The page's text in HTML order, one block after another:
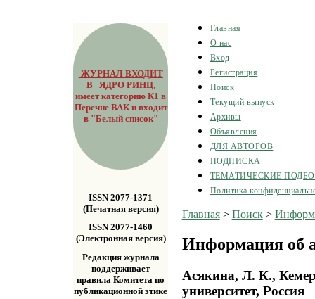
ЖУРНАЛ ВХОДИТ
В ЯДРО РИНЦ,
имеет категорию К1 в
Перечне ВАК и входит
в "Белый список"
ISSN 2077-1371
(Печатная версия)
ISSN 2077-1460
(Электронная версия)
Редакция журнала
поддерживает
правила Комитета по
публикационной этике
Главная
О нас
Вход
Регистрация
Поиск
Текущий выпуск
Архивы
Объявления
ДЛЯ АВТОРОВ
ПОДПИСКА
ТЕМАТИЧЕСКИЕ
Политика
Главная> Поиск>
Информация об
Асякина, Л. К.,
университет, Россия